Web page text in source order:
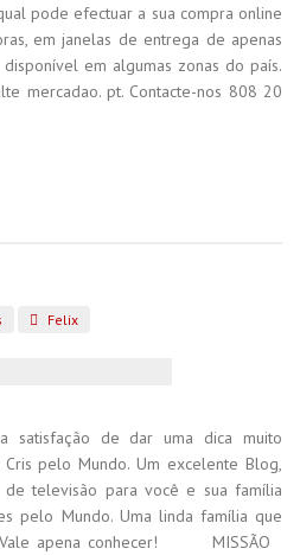
pode efectuar a sua compra online
em janelas de entrega de apenas
em algumas zonas do país.
mercadao. pt. Contacte-nos 808 20
Felix
de dar uma dica muito
pelo Mundo. Um excelente Blog,
televisão para você e sua família
pelo Mundo. Uma linda família que
Vale apena conhecer! MISSÃO